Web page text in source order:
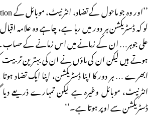
لو کہ ڈسٹریکشن ہر دور میں رہا ہے، چاہے وہ علامہ
علی جوہر… ان کے زمانے میں اس زمانے کے حساب
ہوتے ہیں لیکن ان کی ماؤں نے ان کی بہترین
ابھرے … ہر دور کا اپنا ڈسٹریکشن، اپنا ایک تضاد
انٹرنیٹ، موبائل وغیرہ ہے لیکن تمہارے ذریعے
ڈسٹریکشن سے اوپر ہوتا ہے۔‘‘